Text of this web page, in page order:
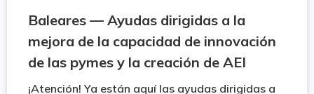
Baleares — Ayudas dirigidas a la
mejora de la capacidad de innovación
de las pymes y la creación de AEI
¡Atención! Ya están aquí las ayudas dirigidas a